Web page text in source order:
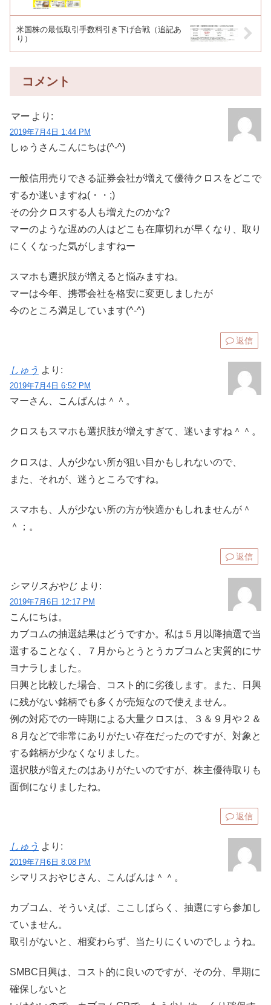
米国株の最低取引手数料引き下げ合戦（追記あ
り）
コメント
マー より:
2019年7月4日 1:44 PM
しゅうさんこんにちは(^-^)
一般信用売りできる証券会社が増えて優待クロスをどこで
するか迷いますね(・・;)
その分クロスする人も増えたのかな?
マーのような遅めの人はどこも在庫切れが早くなり、取り
にくくなった気がしますねー
スマホも選択肢が増えると悩みますね。
マーは今年、携帯会社を格安に変更しましたが
今のところ満足しています(^-^)
返信
しゅう より:
2019年7月4日 6:52 PM
マーさん、こんばんは＾＾。
クロスもスマホも選択肢が増えすぎて、迷いますね＾＾。
クロスは、人が少ない所が狙い目かもしれないので、
また、それが、迷うところですね。
スマホも、人が少ない所の方が快適かもしれませんが＾
＾；。
返信
シマリスおやじ より:
2019年7月6日 12:17 PM
こんにちは。
カブコムの抽選結果はどうですか。私は５月以降抽選で当
選することなく、７月からとうとうカブコムと実質的にサ
ヨナラしました。
日興と比較した場合、コスト的に劣後します。また、日興
に残がない銘柄でも多くが売短なので使えません。
例の対応での一時期による大量クロスは、３＆９月や２＆
８月などで非常にありがたい存在だったのですが、対象と
する銘柄が少なくなりました。
選択肢が増えたのはありがたいのですが、株主優待取りも
面倒になりましたね。
返信
しゅう より:
2019年7月6日 8:08 PM
シマリスおやじさん、こんばんは＾＾。
カブコム、そういえば、ここしばらく、抽選にすら参加し
ていません。
取引がないと、相変わらず、当たりにくいのでしょうね。
SMBC日興は、コスト的に良いのですが、その分、早期に
確保しないと